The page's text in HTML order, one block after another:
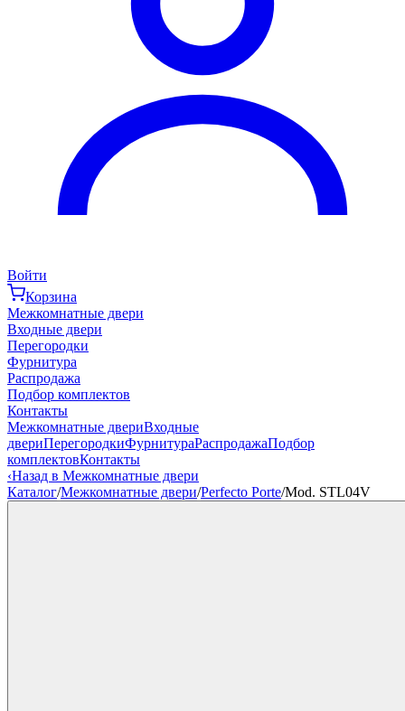
Войти
Корзина
Межкомнатные двери
Входные двери
Перегородки
Фурнитура
Распродажа
Подбор комплектов
Контакты
Межкомнатные двериВходные
двериПерегородкиФурнитураРаспродажаПодбор
комплектовКонтакты
‹Назад в Межкомнатные двери
Каталог/Межкомнатные двери/Perfecto Porte/Mod. STL04V